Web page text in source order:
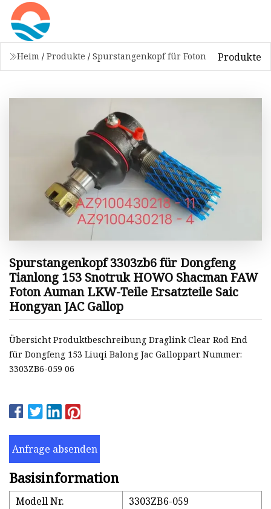
Heim / Produkte / Spurstangenkopf für Foton Produkte
Spurstangenkopf 3303zb6 für Dongfeng
Tianlong 153 Snotruk HOWO Shacman FAW
Foton Auman LKW-Teile Ersatzteile Saic
Hongyan JAC Gallop
Übersicht Produktbeschreibung Draglink Clear Rod End
für Dongfeng 153 Liuqi Balong Jac Galloppart Nummer:
3303ZB6-059 06
Anfrage absenden
Basisinformation
Modell Nr.
3303ZB6-059